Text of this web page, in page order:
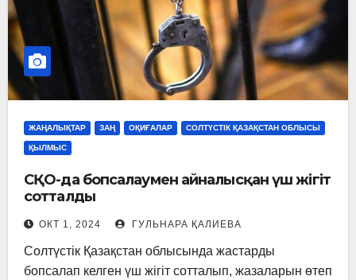
ЖАҢАЛЫҚТАР ЗАҢ ОҚИҒАЛАР СОЛТҮСТІК ҚАЗАҚСТАН ОБЛЫСЫ
ҚЫЛМЫС
СҚО-да бопсалаумен айналысқан үш жігіт
сотталды
ОКТ 1, 2024 ГУЛЬНАРА ҚАЛИЕВА
Солтүстік Қазақстан облысында жастарды
бопсалап келген үш жігіт сотталып, жазаларын өтеп